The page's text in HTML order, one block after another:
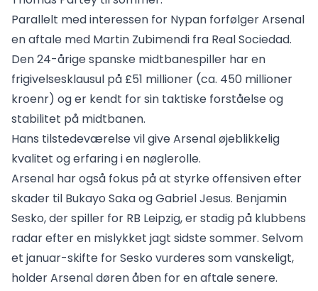
Parallelt med interessen for Nypan forfølger Arsenal
en aftale med Martin Zubimendi fra Real Sociedad.
Den 24-årige spanske midtbanespiller har en
frigivelsesklausul på £51 millioner (ca. 450 millioner
kroenr) og er kendt for sin taktiske forståelse og
stabilitet på midtbanen.
Hans tilstedeværelse vil give Arsenal øjeblikkelig
kvalitet og erfaring i en nøglerolle.
Arsenal har også fokus på at styrke offensiven efter
skader til Bukayo Saka og Gabriel Jesus. Benjamin
Sesko, der spiller for RB Leipzig, er stadig på klubbens
radar efter en mislykket jagt sidste sommer. Selvom
et januar-skifte for Sesko vurderes som vanskeligt,
holder Arsenal døren åben for en aftale senere.